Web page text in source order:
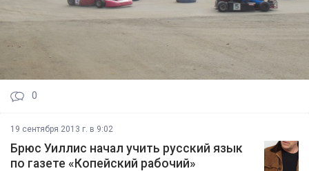
0
19 сентября 2013 г. в 9:02
Брюс Уиллис начал учить русский язык
по газете «Копейский рабочий»